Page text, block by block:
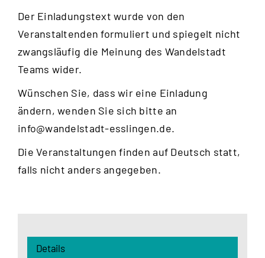
Der Einladungstext wurde von den
Veranstaltenden formuliert und spiegelt nicht
zwangsläufig die Meinung des Wandelstadt
Teams wider.
Wünschen Sie, dass wir eine Einladung
ändern, wenden Sie sich bitte an
info@wandelstadt-esslingen.de.
Die Veranstaltungen finden auf Deutsch statt,
falls nicht anders angegeben.
Details